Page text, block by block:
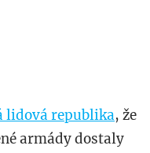
lidová republika, že
armády dostaly